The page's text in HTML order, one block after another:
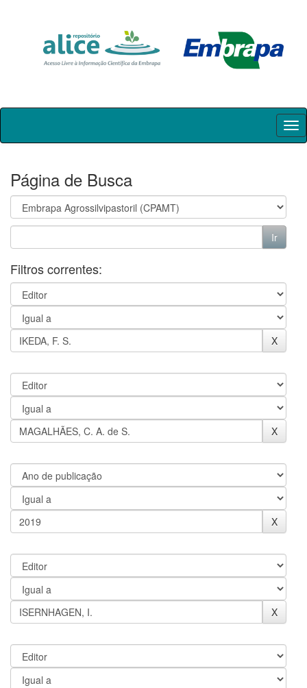
Skip
Página de Busca
Filtros correntes: